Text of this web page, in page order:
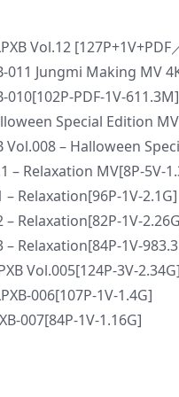
Vol.12 [127P+1V+PDF
Jungmi Making MV
PDF-1V-611.3M]
Special Edition
Vol.008 – Halloween
– Relaxation MV[8P-5V-
Relaxation[96P-1V-2.1G]
Relaxation[82P-1V-
Relaxation[84P-1V-
Vol.005[124P-3V-2.34G]
006[107P-1V-1.4G]
007[84P-1V-1.16G]